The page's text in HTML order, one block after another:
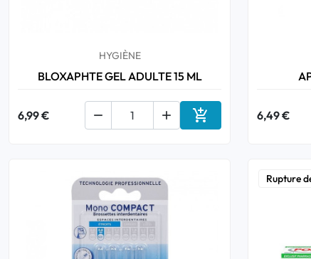
HYGIÈNE
BLOXAPHTE GEL ADULTE 15 ML
6,99 €   Ajouter au panier
6,49 €
Rupture